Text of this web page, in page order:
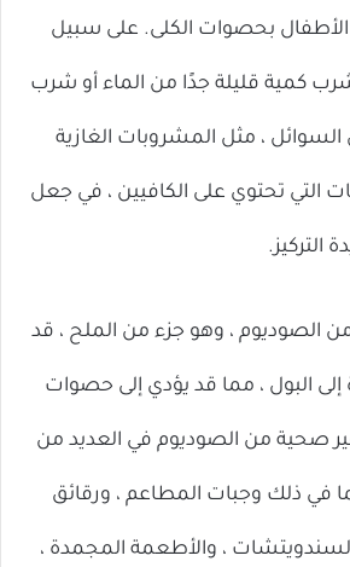
الأطفال بحصوات الكلى. على سبيل
كمية قليلة جدًا من الماء أو شرب
، مثل المشروبات الغازية
التي تحتوي على الكافيين ، في جعل
التركيز.
من الصوديوم ، وهو جزء من الملح ، قد
إلى البول ، مما قد يؤدي إلى حصوات
صحية من الصوديوم في العديد من
في ذلك وجبات المطاعم ، ورقائق
، والأطعمة المجمدة ،